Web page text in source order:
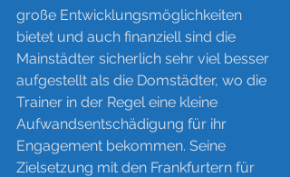
große Entwicklungsmöglichkeiten
bietet und auch finanziell sind die
Mainstädter sicherlich sehr viel besser
aufgestellt als die Domstädter, wo die
Trainer in der Regel eine kleine
Aufwandsentschädigung für ihr
Engagement bekommen. Seine
Zielsetzung mit den Frankfurtern für